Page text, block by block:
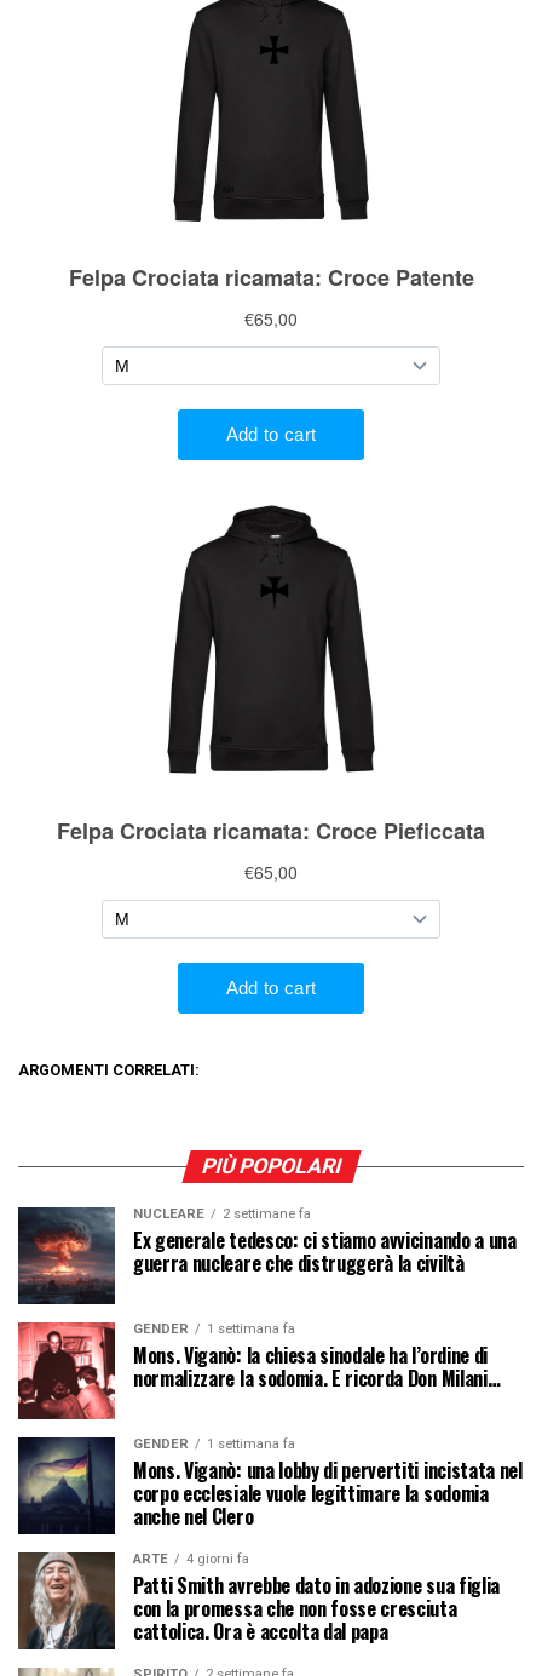
ARGOMENTI CORRELATI:
PIÙ POPOLARI
NUCLEARE 2 settimane fa
Ex generale tedesco: ci stiamo avvicinando a una
guerra nucleare che distruggerà la civiltà
GENDER 1 settimana fa
Mons. Viganò: la chiesa sinodale ha l’ordine di
normalizzare la sodomia. E ricorda Don Milani…
GENDER 1 settimana fa
Mons. Viganò: una lobby di pervertiti incistata nel
corpo ecclesiale vuole legittimare la sodomia
anche nel Clero
ARTE 4 giorni fa
Patti Smith avrebbe dato in adozione sua figlia
con la promessa che non fosse cresciuta
cattolica. Ora è accolta dal papa